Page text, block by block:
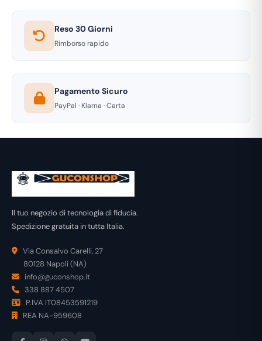
Reso 30 Giorni
Rimborso rapido
Pagamento Sicuro
PayPal · Klarna · Carta
Il tuo negozio di tecnologia di fiducia.
Spedizione gratuita in tutta Italia.
Via Consalvo Carelli, 27
80128 Napoli (NA)
info@guconshop.it
338 887 4507
P.IVA IT08453591219
REA NA-959608